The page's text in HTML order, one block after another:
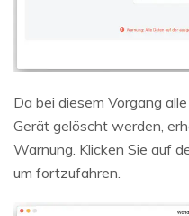
Da bei diesem Vorgang
Gerät gelöscht werden,
Warnung. Klicken Sie auf
um fortzufahren.